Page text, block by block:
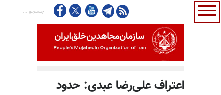
اعتراف علی‌رضا عبدی: حدود